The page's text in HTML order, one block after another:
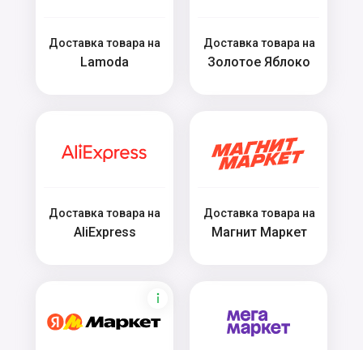
AliExpress
Доставка товара на
Lamoda
Доставка товара на
Золотое Яблоко
Доставка товара на
Магнит Маркет
Доставка товара на